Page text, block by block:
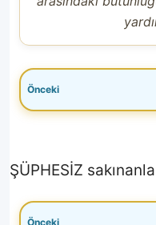
ŞÜPHESİZ